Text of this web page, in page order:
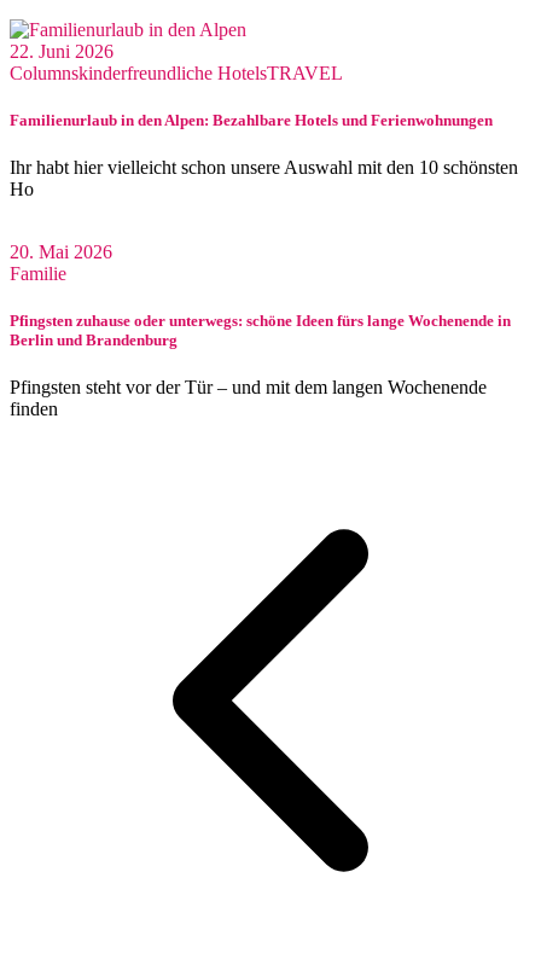
22. Juni 2026
Columnskinderfreundliche HotelsTRAVEL
Familienurlaub in den Alpen: Bezahlbare Hotels und Ferienwohnungen
Ihr habt hier vielleicht schon unsere Auswahl mit den 10 schönsten
Ho
20. Mai 2026
Familie
Pfingsten zuhause oder unterwegs: schöne Ideen fürs lange Wochenende in
Berlin und Brandenburg
Pfingsten steht vor der Tür – und mit dem langen Wochenende
finden